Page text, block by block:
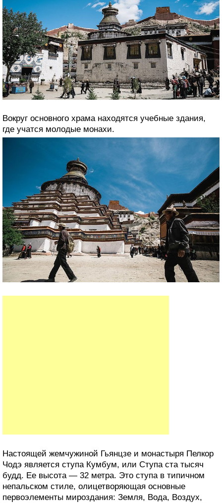
Вокруг основного храма находятся учебные здания,
где учатся молодые монахи.
Настоящей жемчужиной Гьянцзе и монастыря Пелкор
Чодэ является ступа Кумбум, или Ступа ста тысяч
будд. Ее высота — 32 метра. Это ступа в типичном
непальском стиле, олицетворяющая основные
первоэлементы мироздания: Земля, Вода, Воздух,